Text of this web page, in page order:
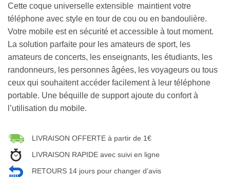
Cette coque universelle extensible maintient votre
téléphone avec style en tour de cou ou en bandoulière.
Votre mobile est en sécurité et accessible à tout moment.
La solution parfaite pour les amateurs de sport, les
amateurs de concerts, les enseignants, les étudiants, les
randonneurs, les personnes âgées, les voyageurs ou tous
ceux qui souhaitent accéder facilement à leur téléphone
portable. Une béquille de support ajoute du confort à
l’utilisation du mobile.
LIVRAISON OFFERTE à partir de 1€
LIVRAISON RAPIDE avec suivi en ligne
RETOURS 14 jours pour changer d’avis